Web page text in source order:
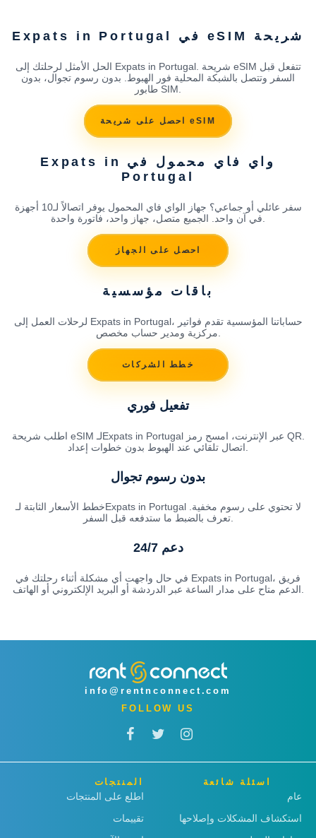
شريحة eSIM في Expats in Portugal
الحل الأمثل لرحلتك إلى Expats in Portugal. شريحة eSIM تتفعل قبل
السفر وتتصل بالشبكة المحلية فور الهبوط. بدون رسوم تجوال، بدون
طابور SIM.
احصل على شريحة eSIM
واي فاي محمول في Expats in
Portugal
سفر عائلي أو جماعي؟ جهاز الواي فاي المحمول يوفر اتصالاً لـ10 أجهزة
احصل على الجهاز
باقات مؤسسية
لرحلات العمل إلى Expats in Portugal، حساباتنا المؤسسية تقدم فواتير
خطط الشركات
تفعيل فوري
اطلب شريحة eSIM لـExpats in Portugal عبر الإنترنت، امسح رمز QR.
بدون رسوم تجوال
خطط الأسعار الثابتة لـExpats in Portugal لا تحتوي على رسوم مخفية.
تعرف بالضبط ما ستدفعه قبل السفر.
دعم 24/7
في حال واجهت أي مشكلة أثناء رحلتك في Expats in Portugal، فريق
الدعم متاح على مدار الساعة عبر الدردشة أو البريد الإلكتروني أو الهاتف.
info@rentnconnect.com
FOLLOW US
المنتجات
اطلع على المنتجات
تقييمات
اسئلة شائعة
عام
استكشاف المشكلات وإصلاحها